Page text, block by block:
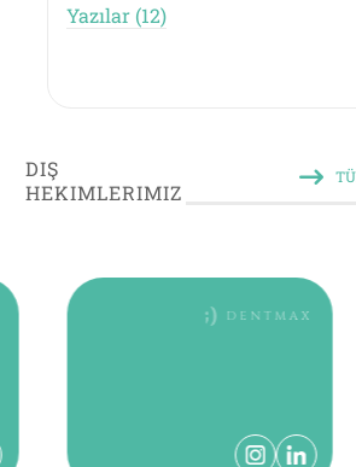
Yazılar (12)
DIŞ
HEKIMLERIMIZ
DENTMAX